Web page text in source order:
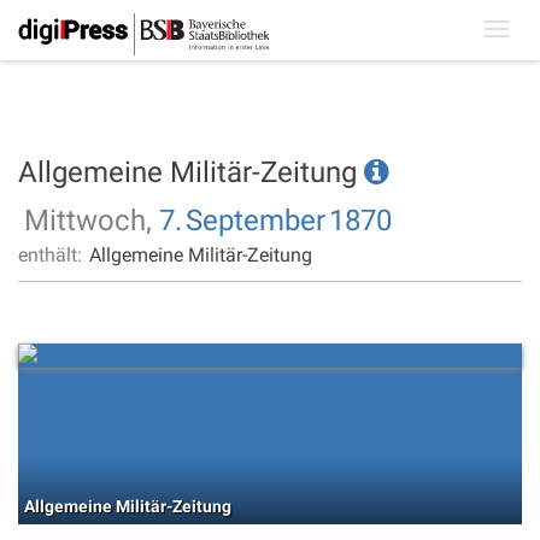
Allgemeine Militär-Zeitung
Mittwoch, 7.September1870
enthält: Allgemeine Militär-Zeitung
Allgemeine Militär-Zeitung